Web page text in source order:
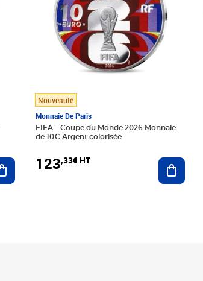
Ajouter au panier
Nouveauté
Monnaie De Paris
FIFA – Coupe du Monde 2026 Monnaie
de 10€ Argent colorisée
123,33€ HT